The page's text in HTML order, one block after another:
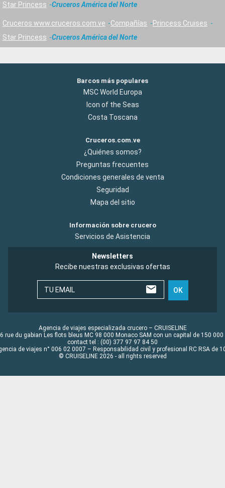
Star Princess
Cruceros América del Norte
Cruceros www.cruceros.com.ve Compañías
Princess Cruises
Star Princess
Cruceros América del Norte
Barcos más populares
MSC World Europa
Icon of the Seas
Costa Toscana
Cruceros.com.ve
¿Quiénes somos?
Preguntas frecuentes
Condiciones generales de venta
Seguridad
Mapa del sitio
Información sobre crucero
Servicios de Asistencia
Newsletters
Recibe nuestras exclusivas ofertas
TU EMAIL OK
Agencia de viajes especializada crucero – CRUISELINE
rue du gabian Les flots bleus MC 98 000 Monaco SAM con un capital de 150 000
contact tel : (00) 377 97 97 84 50
de viajes n° 006 02 0007 – Responsabilidad civil y profesional RC RSA de
© CRUISELINE 2026 - all rights reserved